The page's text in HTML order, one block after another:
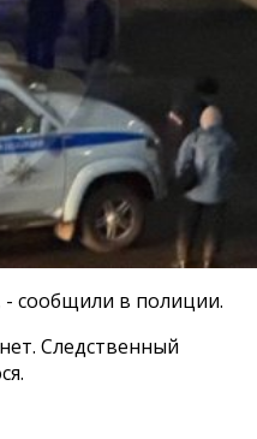
- сообщили в полиции.
Следственный